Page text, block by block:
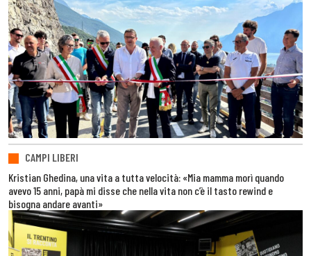
CAMPI LIBERI
Kristian Ghedina, una vita a tutta velocità: «Mia mamma morì quando
avevo 15 anni, papà mi disse che nella vita non c’è il tasto rewind e
bisogna andare avanti»